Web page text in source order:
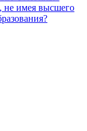
не имея высшего